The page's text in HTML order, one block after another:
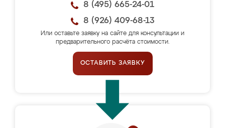
8 (495) 665-24-01
8 (926) 409-68-13
Или оставьте заявку на сайте для консультации и
предварительного расчёта стоимости.
ОСТАВИТЬ ЗАЯВКУ